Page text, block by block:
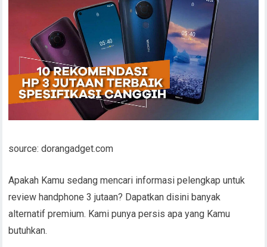
source: dorangadget.com
Apakah Kamu sedang mencari informasi pelengkap untuk
review handphone 3 jutaan? Dapatkan disini banyak
alternatif premium. Kami punya persis apa yang Kamu
butuhkan.